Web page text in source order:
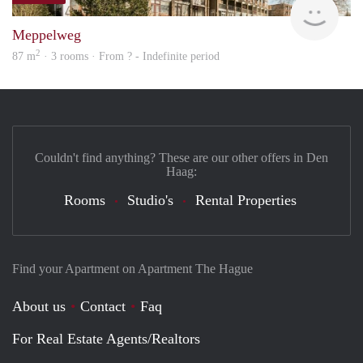
Meppelweg
87 m2 · 3 rooms · From ? - Indefinite period
Find your Apartment on Apartment The Hague
About us Contact
Faq
For Real Estate Agents/Realtors
Couldn't find anything? These are our other offers in Den
Haag:
Rooms Studio's Rental Properties